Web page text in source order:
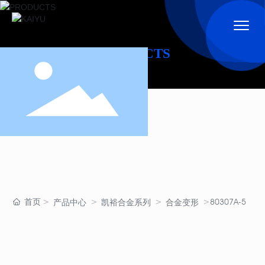
PRODUCTS
首页 产品中心 凯裕合金系列 合金变形 80307A-5